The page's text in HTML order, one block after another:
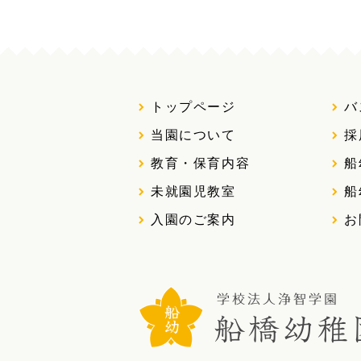
トップページ バ
当園について 採
教育・保育内容 船
未就園児教室 船
入園のご案内